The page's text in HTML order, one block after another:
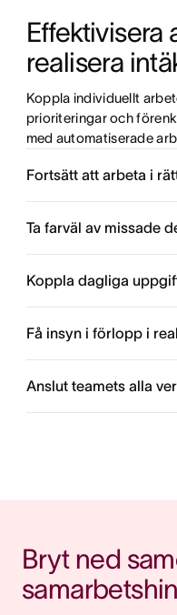
Effektivisera
realisera
Koppla individuellt
prioriteringar och
med automatiserade
Fortsätt att arbeta i
Få arbetet att flyta på
processer och smidigt
Ta farväl av missade
Se hur arbetet hänger
Koppla dagliga
Få insyn i förlopp i
Anslut teamets alla
Bryt ned